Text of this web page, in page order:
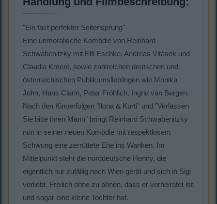
"Ein fast perfekter Seitensprung"
Eine unmoralische Komödie von Reinhard
Schwabenitzky mit Elfi Eschke, Andreas Vitásek und
Claudia Kment, sowie zahlreichen deutschen und
österreichischen Publikumslieblingen wie Monika
John, Hans Clarin, Peter Fröhlich, Ingrid van Bergen.
Nach den Kinoerfolgen "Ilona & Kurti" und "Verlassen
Sie bitte ihren Mann" bringt Reinhard Schwabenitzky
nun in seiner neuen Komödie mit respektlosem
Schwung eine zerrüttete Ehe ins Wanken. Im
Mittelpunkt steht die norddeutsche Henny, die
eigentlich nur zufällig nach Wien gerät und sich in Sigi
verliebt. Freilich ohne zu ahnen, dass er verheiratet ist
und sogar eine kleine Tochter hat.